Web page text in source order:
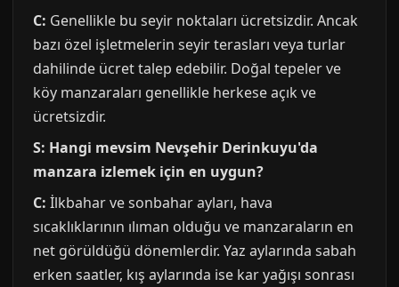
C: Genellikle bu seyir noktaları ücretsizdir. Ancak
bazı özel işletmelerin seyir terasları veya turlar
dahilinde ücret talep edebilir. Doğal tepeler ve
köy manzaraları genellikle herkese açık ve
ücretsizdir.
S: Hangi mevsim Nevşehir Derinkuyu'da
manzara izlemek için en uygun?
C: İlkbahar ve sonbahar ayları, hava
sıcaklıklarının ılıman olduğu ve manzaraların en
net görüldüğü dönemlerdir. Yaz aylarında sabah
erken saatler, kış aylarında ise kar yağışı sonrası